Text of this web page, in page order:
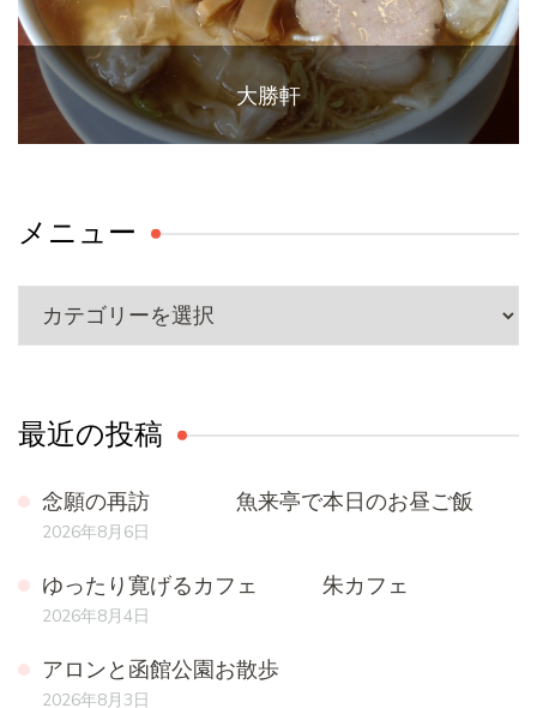
大勝軒
メニュー
ニ
最近の投稿
念願の再訪 魚来亭で本日のお昼ご飯
2026年8月6日
ゆったり寛げるカフェ 朱カフェ
2026年8月4日
アロンと函館公園お散歩
2026年8月3日